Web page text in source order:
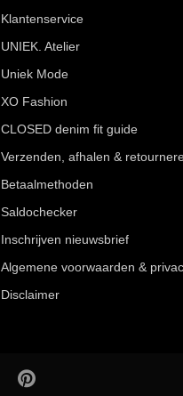
Klantenservice
UNIEK. Atelier
Uniek Mode
XO Fashion
CLOSED denim fit guide
Verzenden, afhalen &
Betaalmethoden
Saldochecker
Inschrijven nieuwsbrief
Algemene voorwaarden &
Disclaimer